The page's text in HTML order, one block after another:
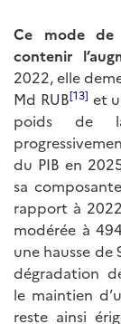
Ce mode de
contenir
2022, elle
Md RUB[13] et
poids de
du PIB en
sa
rapport à
modérée à
une hausse
dégradation
le maintien
reste ainsi